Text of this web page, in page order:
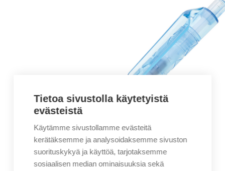
Tietoa sivustolla käytetyistä
evästeistä
Käytämme sivustollamme evästeitä
kerätäksemme ja analysoidaksemme sivuston
suorituskykyä ja käyttöä, tarjotaksemme
sosiaalisen median ominaisuuksia sekä